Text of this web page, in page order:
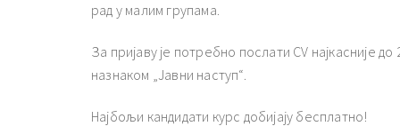
рад у малим групама.
За пријаву је потребно послати CV најкасније
назнаком „Јавни наступ“.
Најбољи кандидати курс добијају бесплатно!